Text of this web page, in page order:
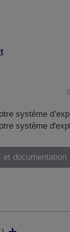
système
système
et documentation